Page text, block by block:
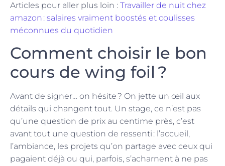
Articles pour aller plus loin : Travailler de nuit chez
amazon : salaires vraiment boostés et coulisses
méconnues du quotidien
Comment choisir le bon
cours de wing foil ?
Avant de signer… on hésite ? On jette un œil aux
détails qui changent tout. Un stage, ce n’est pas
qu’une question de prix au centime près, c’est
avant tout une question de ressenti : l’accueil,
l’ambiance, les projets qu’on partage avec ceux qui
pagaient déjà ou qui, parfois, s’acharnent à ne pas